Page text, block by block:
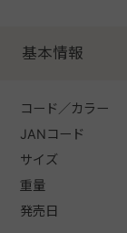
基本情報
コード／カラー
JANコード
サイズ
重量
発売日